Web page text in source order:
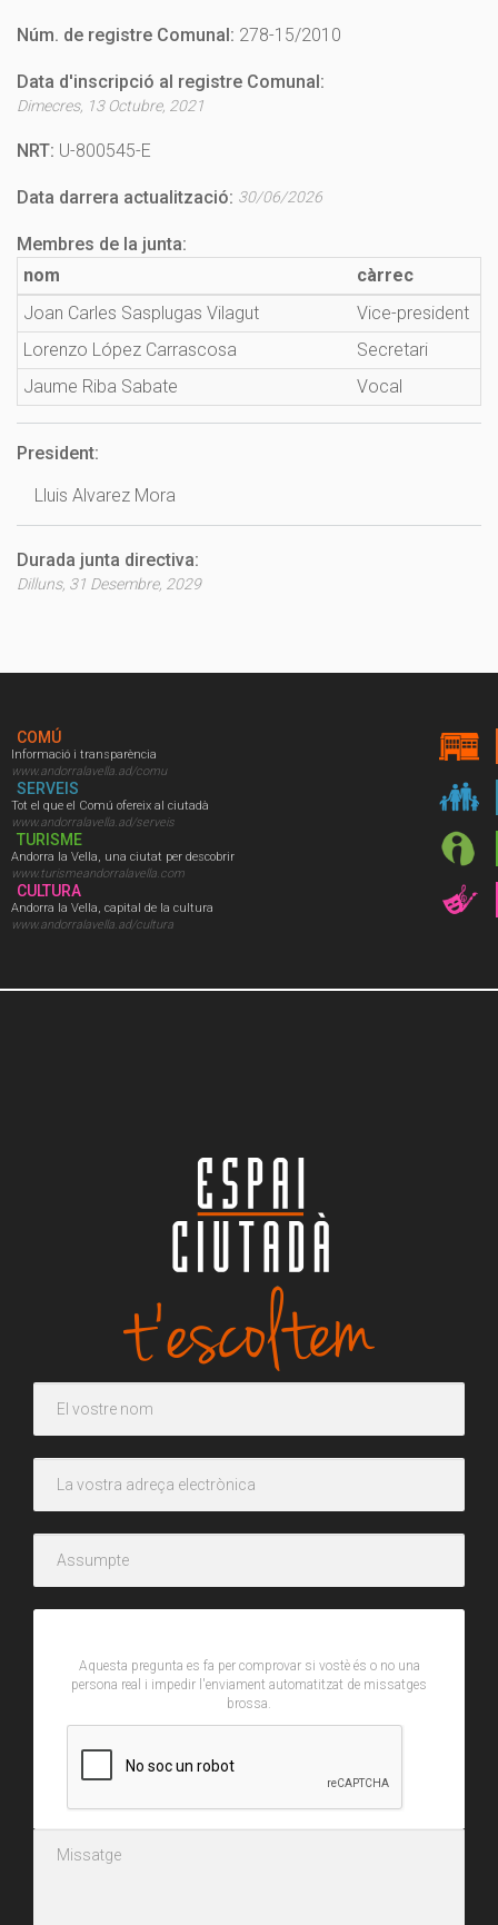
Núm. de registre Comunal: 278-15/2010
Data d'inscripció al registre Comunal:
Dimecres, 13 Octubre, 2021
NRT: U-800545-E
Data darrera actualització: 30/06/2026
Membres de la junta:
nom
càrrec
Joan Carles Sasplugas Vilagut
Vice-president
Lorenzo López Carrascosa
Secretari
Jaume Riba Sabate
Vocal
President:
Lluis Alvarez Mora
Durada junta directiva:
Dilluns, 31 Desembre, 2029
COMÚ
Informació i transparència
www.andorralavella.ad/comu
SERVEIS
Tot el que el Comú ofereix al ciutadà
www.andorralavella.ad/serveis
TURISME
Andorra la Vella, una ciutat per descobrir
www.turismeandorralavella.com
CULTURA
Andorra la Vella, capital de la cultura
www.andorralavella.ad/cultura
Aquesta pregunta es fa per comprovar si vostè és o no una
persona real i impedir l'enviament automatitzat de missatges
brossa.